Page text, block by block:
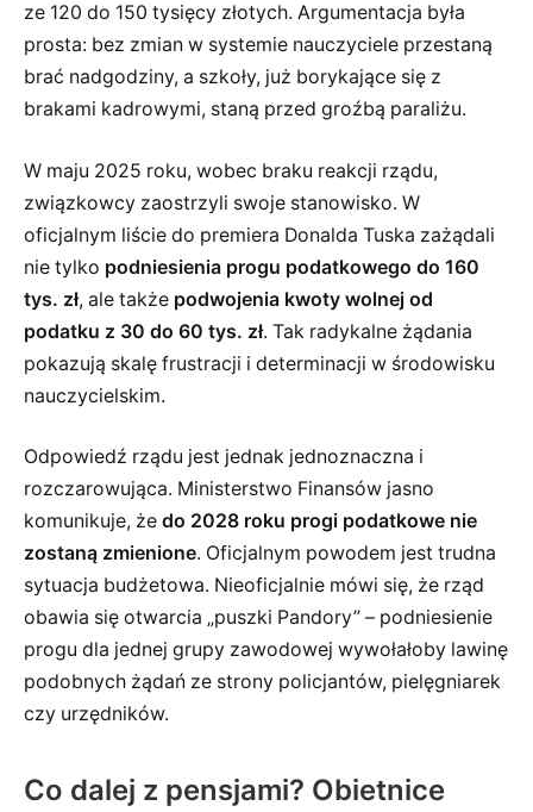
ze 120 do 150 tysięcy złotych. Argumentacja była
prosta: bez zmian w systemie nauczyciele przestaną
brać nadgodziny, a szkoły, już borykające się z
brakami kadrowymi, staną przed groźbą paraliżu.
W maju 2025 roku, wobec braku reakcji rządu,
związkowcy zaostrzyli swoje stanowisko. W
oficjalnym liście do premiera Donalda Tuska zażądali
nie tylko podniesienia progu podatkowego do 160
tys. zł, ale także podwojenia kwoty wolnej od
podatku z 30 do 60 tys. zł. Tak radykalne żądania
pokazują skalę frustracji i determinacji w środowisku
nauczycielskim.
Odpowiedź rządu jest jednak jednoznaczna i
rozczarowująca. Ministerstwo Finansów jasno
komunikuje, że do 2028 roku progi podatkowe nie
zostaną zmienione. Oficjalnym powodem jest trudna
sytuacja budżetowa. Nieoficjalnie mówi się, że rząd
obawia się otwarcia „puszki Pandory” – podniesienie
progu dla jednej grupy zawodowej wywołałoby lawinę
podobnych żądań ze strony policjantów, pielęgniarek
czy urzędników.
Co dalej z pensjami? Obietnice